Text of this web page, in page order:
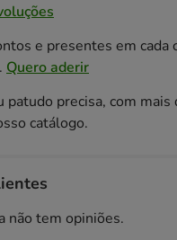
e presentes em cada
Quero aderir
patudo precisa, com
catálogo.
não tem opiniões.